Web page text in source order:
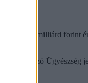
27 milliárd forint
Nyomozó Ügyészség